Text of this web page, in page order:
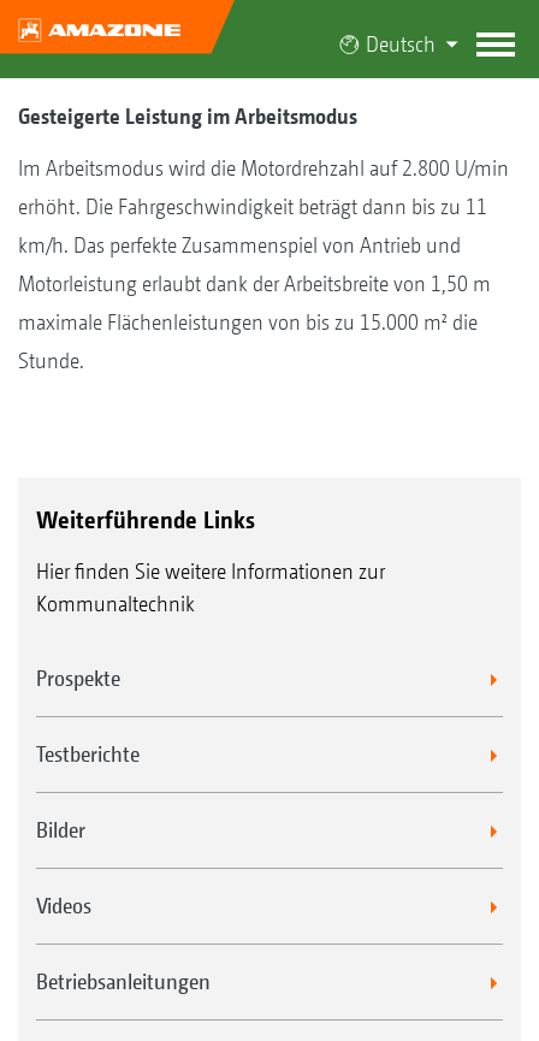
Deutsch
Gesteigerte Leistung im Arbeitsmodus
Im Arbeitsmodus wird die Motordrehzahl auf 2.800 U/min
erhöht. Die Fahrgeschwindigkeit beträgt dann bis zu 11
km/h. Das perfekte Zusammenspiel von Antrieb und
Motorleistung erlaubt dank der Arbeitsbreite von 1,50 m
maximale Flächenleistungen von bis zu 15.000 m² die
Stunde.
Weiterführende Links
Hier finden Sie weitere Informationen zur
Kommunaltechnik
Prospekte
Testberichte
Bilder
Videos
Betriebsanleitungen